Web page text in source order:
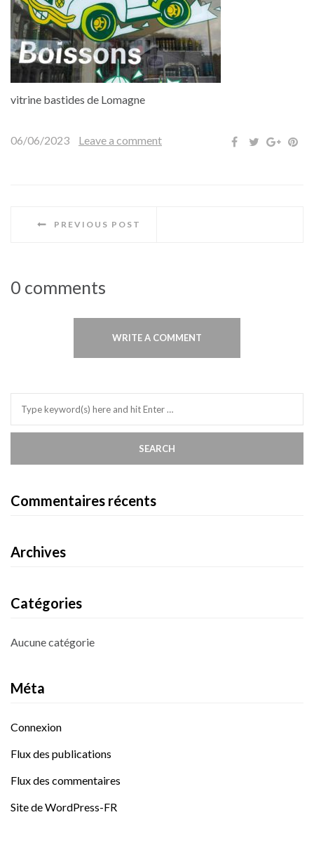
vitrine bastides de Lomagne
06/06/2023 Leave a comment
PREVIOUS POST
0 comments
WRITE A COMMENT
Commentaires récents
Archives
Catégories
Aucune catégorie
Méta
Connexion
Flux des publications
Flux des commentaires
Site de WordPress-FR